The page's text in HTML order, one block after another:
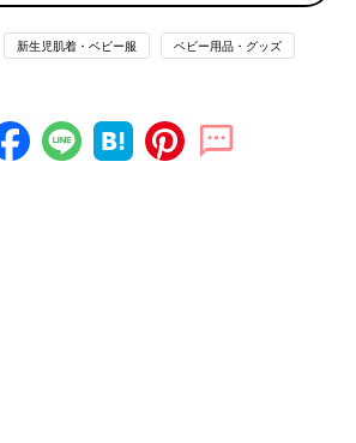
は、マタニティ用品やベビーグッズでお
ザインした商品。思わず写真を撮りたくな
肌触りにこだわったグッズなど、魅力あふ
介します！
新生児肌着・ベビー服 ベビー用品・グッズ